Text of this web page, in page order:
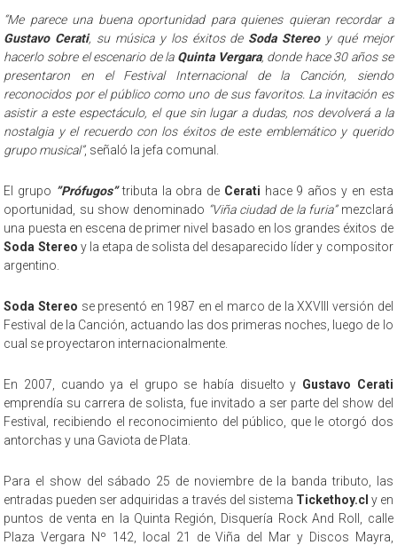
“Me parece una buena oportunidad para quienes quieran recordar a
Gustavo Cerati, su música y los éxitos de Soda Stereoy qué mejor
hacerlo sobre el escenario de la Quinta Vergara, donde hace 30 años se
presentaron en el Festival Internacional de la Canción, siendo
reconocidos por el público como uno de sus favoritos. La invitación es
asistir a este espectáculo, el que sin lugar a dudas, nos devolverá a la
nostalgia y el recuerdo con los éxitos de este emblemático y querido
grupo musical”, señaló la jefa comunal.
El grupo ”Prófugos”tributa la obra de Cerati hace 9 años y en esta
oportunidad, su show denominado “Viña ciudad de la furia”mezclará
una puesta en escena de primer nivel basado en los grandes éxitos de
Soda Stereo y la etapa de solista del desaparecido líder y compositor
argentino.
Soda Stereo se presentó en 1987 en el marco de la XXVIII versión del
Festival de la Canción, actuando las dos primeras noches, luego de lo
cual se proyectaron internacionalmente.
En 2007, cuando ya el grupo se había disuelto y Gustavo Cerati
emprendía su carrera de solista, fue invitado a ser parte del show del
Festival, recibiendo el reconocimiento del público, que le otorgó dos
antorchas y una Gaviota de Plata.
Para el show del sábado 25 de noviembre de la banda tributo, las
entradas pueden ser adquiridas a través del sistema Tickethoy.cl y en
puntos de venta en la Quinta Región, Disquería Rock And Roll, calle
Plaza Vergara Nº 142, local 21 de Viña del Mar y Discos Mayra,